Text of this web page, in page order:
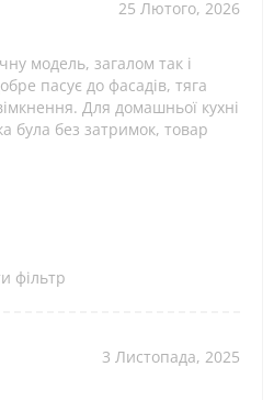
25 Лютого, 2026
модель, загалом так і
пасує до фасадів, тяга
Для домашньої кухні
була без затримок, товар
фільтр
3 Листопада, 2025